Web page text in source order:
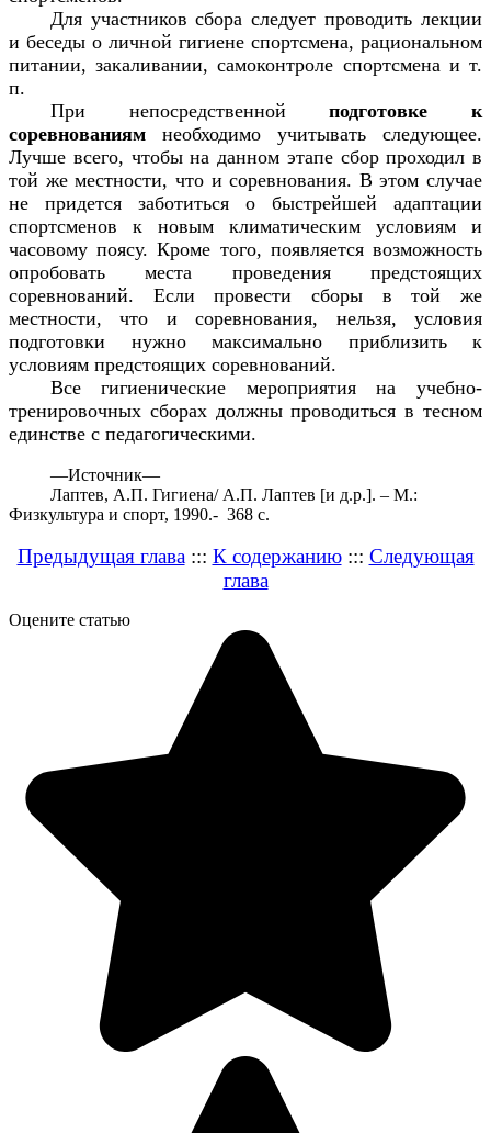
Для участников сбора следует проводить лекции
и беседы о личной гигиене спортсмена, рациональном
питании, закаливании, самоконтроле спортсмена и т.
п.
При непосредственнойподготовке к
соревнованиям необходимо учитывать следующее.
Лучше всего, чтобы на данном этапе сбор проходил в
той же местности, что и соревнования. В этом случае
не придется заботиться о быстрейшей адаптации
спортсменов к новым климатическим условиям и
часовому поясу. Кроме того, появляется возможность
опробовать места проведения предстоящих
соревнований. Если провести сборы в той же
местности, что и соревнования, нельзя, условия
подготовки нужно максимально приблизить к
условиям предстоящих соревнований.
Все гигиенические мероприятия на учебно-
тренировочных сборах должны проводиться в тесном
единстве с педагогическими.
—Источник—
Лаптев, А.П. Гигиена/ А.П. Лаптев [и д.р.]. – М.:
Физкультура и спорт, 1990.- 368 с.
Предыдущая глава::: К содержанию::: Следующая
глава
Оцените статью